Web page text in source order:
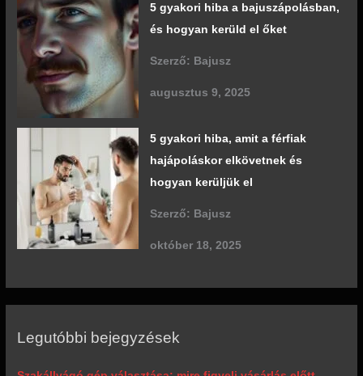
5 gyakori hiba a bajuszápolásban,
és hogyan kerüld el őket
Szerző: Bajusz
augusztus 9, 2025
5 gyakori hiba, amit a férfiak
hajápoláskor elkövetnek és
hogyan kerüljük el
Szerző: Bajusz
október 18, 2025
Legutóbbi bejegyzések